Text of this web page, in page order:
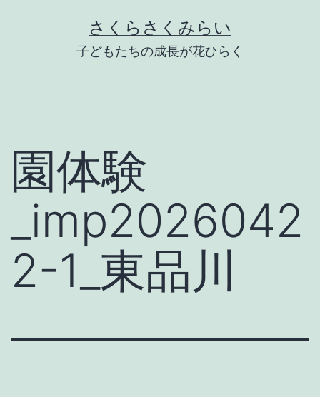
さくらさくみらい
子どもたちの成長が花ひらく
園体験
_imp2026042
2-1_東品川